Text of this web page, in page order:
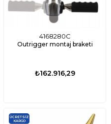
4168280C
Outrigger montaj braketi
₺162.916,29
ÜCRETSIZ
KARGO